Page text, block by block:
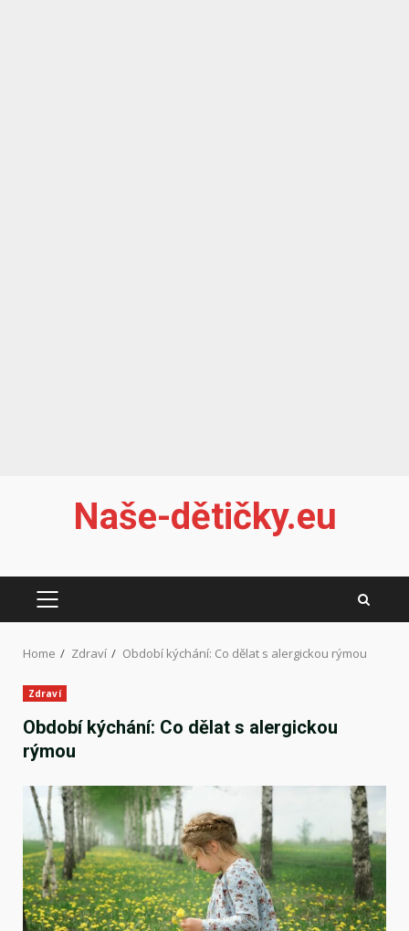
Naše-dětičky.eu
PRIMARY
Home Zdraví Období kýchání: Co dělat s alergickou rýmou
Zdraví
Období kýchání: Co dělat s alergickou
rýmou